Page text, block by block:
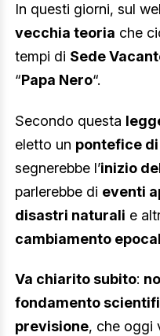
In questi giorni, sul
vecchia teoria che
tempi di Sede
“Papa Nero“.
Secondo questa
eletto un pontefice
segnerebbe l’inizio
parlerebbe di eventi
disastri naturali e
cambiamento
Va chiarito subito:
fondamento
previsione, che oggi